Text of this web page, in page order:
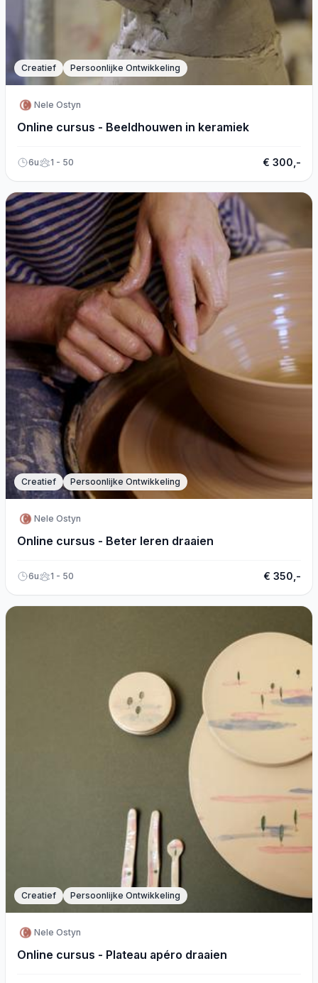
Creatief Persoonlijke Ontwikkeling
Nele Ostyn
Online cursus - Beeldhouwen in keramiek
6u 1 - 50 € 300,-
Creatief Persoonlijke Ontwikkeling
Nele Ostyn
Online cursus - Beter leren draaien
6u 1 - 50 € 350,-
Creatief Persoonlijke Ontwikkeling
Nele Ostyn
Online cursus - Plateau apéro draaien